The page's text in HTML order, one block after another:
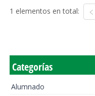
1 elementos en total:
Categorías
Alumnado